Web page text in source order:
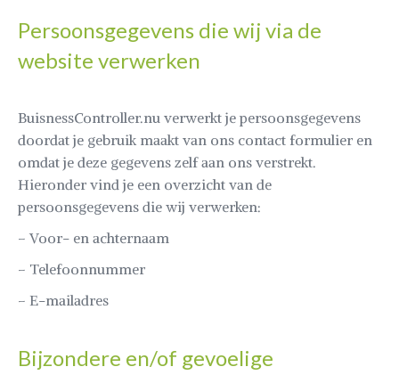
Persoonsgegevens die wij via de
website verwerken
BuisnessController.nu verwerkt je persoonsgegevens
doordat je gebruik maakt van ons contact formulier en
omdat je deze gegevens zelf aan ons verstrekt.
Hieronder vind je een overzicht van de
persoonsgegevens die wij verwerken:
– Voor- en achternaam
– Telefoonnummer
– E-mailadres
Bijzondere en/of gevoelige